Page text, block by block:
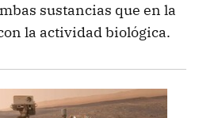
sustancias que en la
la actividad biológica.